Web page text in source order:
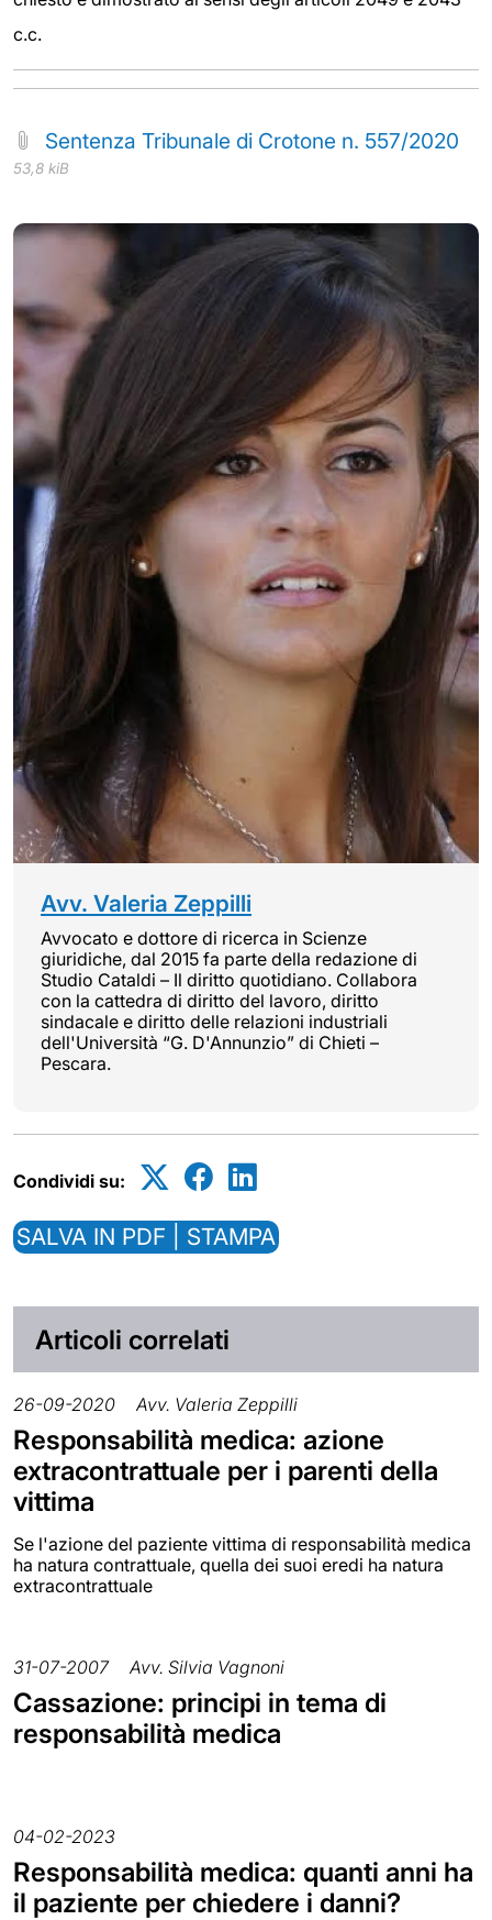
c.c.
Sentenza Tribunale di Crotone n. 557/2020
53,8 kiB
Avv. Valeria Zeppilli
Avvocato e dottore di ricerca in Scienze
giuridiche, dal 2015 fa parte della redazione di
Studio Cataldi – Il diritto quotidiano. Collabora
con la cattedra di diritto del lavoro, diritto
sindacale e diritto delle relazioni industriali
dell'Università “G. D'Annunzio” di Chieti –
Pescara.
Condividi su:
SALVA IN PDF | STAMPA
Articoli correlati
26-09-2020 Avv. Valeria Zeppilli
Responsabilità medica: azione
extracontrattuale per i parenti della
vittima
Se l'azione del paziente vittima di responsabilità medica
ha natura contrattuale, quella dei suoi eredi ha natura
extracontrattuale
31-07-2007 Avv. Silvia Vagnoni
Cassazione: principi in tema di
responsabilità medica
04-02-2023
Responsabilità medica: quanti anni ha
il paziente per chiedere i danni?